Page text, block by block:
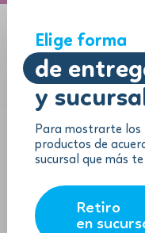
Elige forma
de
y
Para mostrarte los
productos de
sucursal que más
Retiro
en